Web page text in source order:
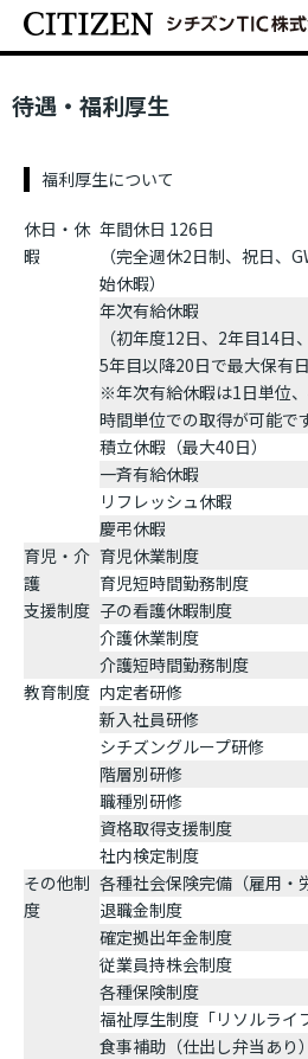
待遇・福利厚生
福利厚生について
休日・休
暇
年間休日 126日
（完全週休2日制、祝日、
始休暇）
年次有給休暇
（初年度12日、2年目14日
5年目以降20日で最大保有
※年次有給休暇は1日単位
時間単位での取得が可能で
積立休暇（最大40日）
一斉有給休暇
リフレッシュ休暇
慶弔休暇
育児・介
護
支援制度
育児休業制度
育児短時間勤務制度
子の看護休暇制度
介護休業制度
介護短時間勤務制度
教育制度 内定者研修
新入社員研修
シチズングループ研修
階層別研修
職種別研修
資格取得支援制度
社内検定制度
その他制
度
各種社会保険完備（雇用・
退職金制度
確定拠出年金制度
従業員持株会制度
各種保険制度
福祉厚生制度「リソルライ
食事補助（仕出し弁当あり）